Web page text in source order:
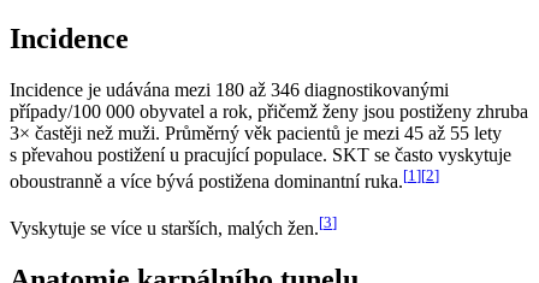
Incidence
Incidence je udávána mezi 180 až 346 diagnostikovanými
případy/100 000 obyvatel a rok, přičemž ženy jsou postiženy zhruba
3× častěji než muži. Průměrný věk pacientů je mezi 45 až 55 lety
s převahou postižení u pracující populace. SKT se často vyskytuje
oboustranně a více bývá postižena dominantní ruka.[1][2]
Vyskytuje se více u starších, malých žen.[3]